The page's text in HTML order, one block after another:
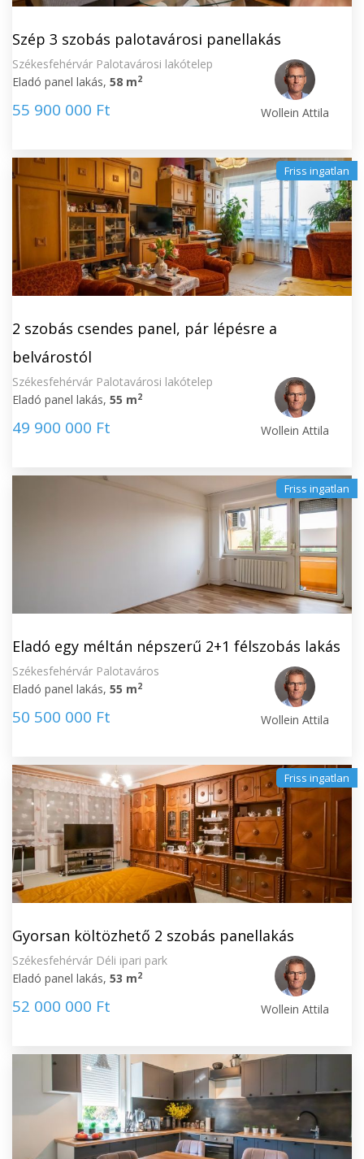
Szép 3 szobás palotavárosi panellakás
Székesfehérvár Palotavárosi lakótelep
Eladó panel lakás, 58 m2
55 900 000 Ft Wollein Attila
Friss ingatlan
2 szobás csendes panel, pár lépésre a
belvárostól
Székesfehérvár Palotavárosi lakótelep
Eladó panel lakás, 55 m2
49 900 000 Ft Wollein Attila
Friss ingatlan
Eladó egy méltán népszerű 2+1 félszobás lakás
Székesfehérvár Palotaváros
Eladó panel lakás, 55 m2
50 500 000 Ft Wollein Attila
Friss ingatlan
Gyorsan költözhető 2 szobás panellakás
Székesfehérvár Déli ipari park
Eladó panel lakás, 53 m2
52 000 000 Ft Wollein Attila